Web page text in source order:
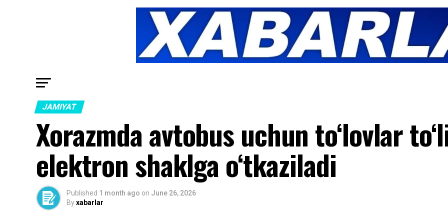
JAMIYAT
Xorazmda avtobus uchun to‘lovlar
elektron shaklga o‘tkaziladi
Published 1 month ago on June 26, 2026
Byxabarlar